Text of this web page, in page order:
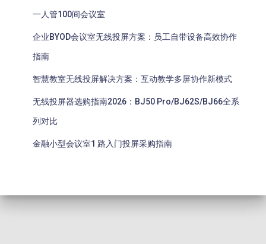
一人管100间会议室
企业BYOD会议室无线投屏方案：员工自带设备高效协作
指南
智慧教室无线投屏解决方案：互动教学多屏协作新模式
无线投屏器选购指南2026：BJ50 Pro/BJ62S/BJ66全系
列对比
金融小型会议室1 路入门投屏采购指南